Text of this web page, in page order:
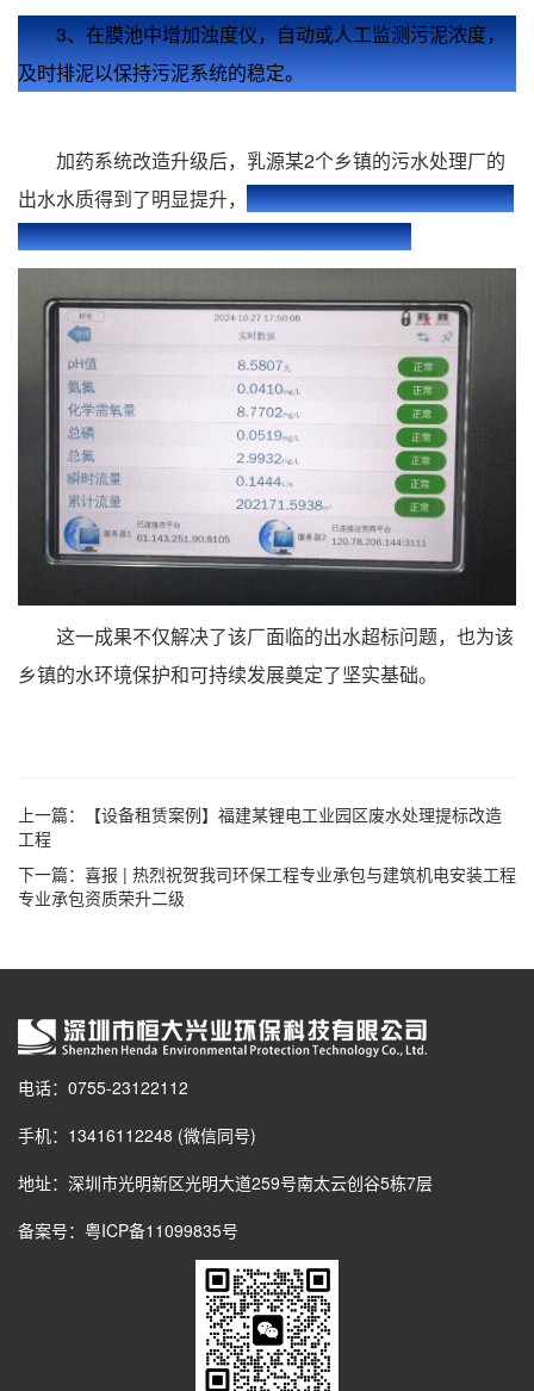
3、在膜池中增加浊度仪，自动或人工监测污泥浓度，
及时排泥以保持污泥系统的稳定。
加药系统改造升级后，乳源某2个乡镇的污水处理厂的
出水水质得到了明显提升， 稳定达到《城镇污水处理厂污染
物排放标准》（GB18918-2002）一级A标准。
这一成果不仅解决了该厂面临的出水超标问题，也为该
乡镇的水环境保护和可持续发展奠定了坚实基础。
上一篇：
【设备租赁案例】福建某锂电工业园区废水处理提标改造
工程
下一篇： 喜报 | 热烈祝贺我司环保工程专业承包与建筑机电安装工程
专业承包资质荣升二级
电话：0755-23122112
手机：13416112248 (微信同号)
地址：深圳市光明新区光明大道259号南太云创谷5栋7层
备案号： 粤ICP备11099835号